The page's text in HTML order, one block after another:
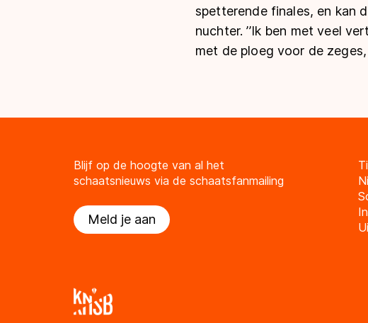
spetterende finales, en kan
nuchter. ’’Ik ben met veel
met de ploeg voor de
Blijf op de hoogte van al het
schaatsnieuws via de schaatsfanmailing
Meld je aan